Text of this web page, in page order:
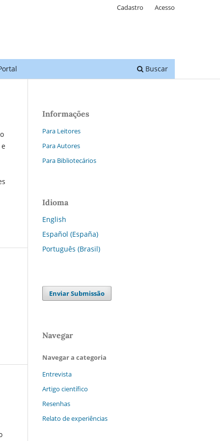
Buscar
Cadastro Acesso
Informações
Para Leitores
Para Autores
Para Bibliotecários
Idioma
English
Español (España)
Português (Brasil)
Enviar Submissão
Navegar
Navegar a categoria
Entrevista
Artigo científico
Resenhas
Relato de experiências